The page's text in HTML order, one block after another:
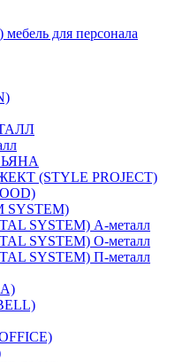
для персонала
(STYLE PROJECT)
SYSTEM) А-металл
SYSTEM) О-металл
SYSTEM) П-металл